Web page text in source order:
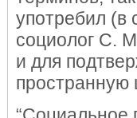
употребил (в
социолог С.
и для
пространную